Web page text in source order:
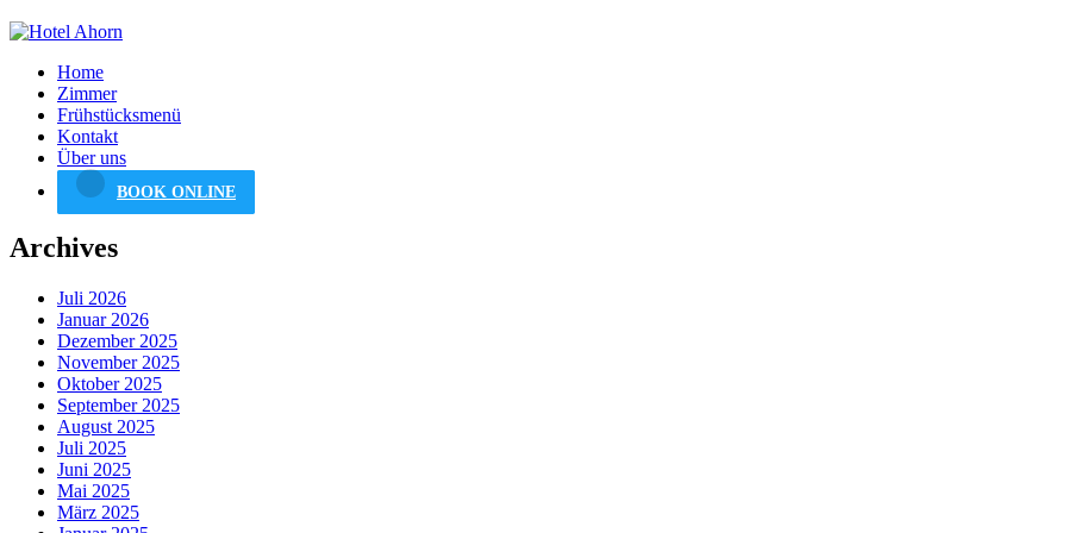
Home
Zimmer
Frühstücksmenü
Kontakt
Über uns
BOOK ONLINE
Archives
Juli 2026
Januar 2026
Dezember 2025
November 2025
Oktober 2025
September 2025
August 2025
Juli 2025
Juni 2025
Mai 2025
März 2025